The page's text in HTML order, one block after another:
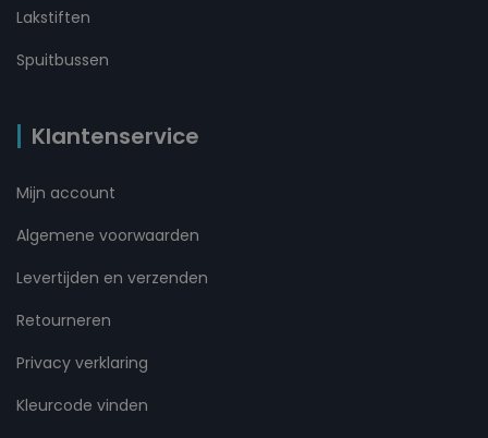
Lakstiften
Spuitbussen
Klantenservice
Mijn account
Algemene voorwaarden
Levertijden en verzenden
Retourneren
Privacy verklaring
Kleurcode vinden